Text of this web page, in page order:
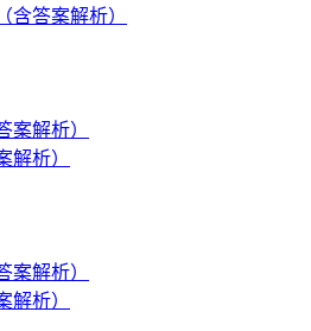
含答案解析）
解析）
解析）